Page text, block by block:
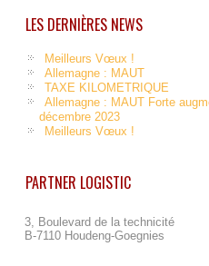
LES DERNIÈRES NEWS
Meilleurs Vœux !
Allemagne : MAUT
TAXE KILOMETRIQUE
Allemagne : MAUT Forte
décembre 2023
Meilleurs Vœux !
PARTNER LOGISTIC
3, Boulevard de la technicité
B-7110 Houdeng-Goegnies